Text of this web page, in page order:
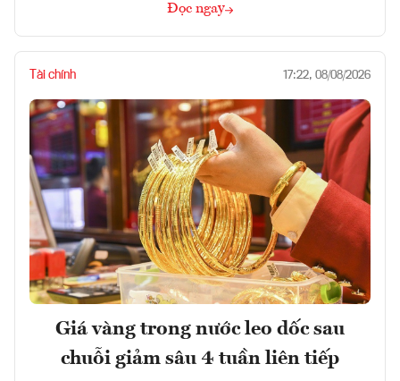
Đọc ngay
Tài chính 17:22, 08/08/2026
Giá vàng trong nước leo dốc sau
chuỗi giảm sâu 4 tuần liên tiếp